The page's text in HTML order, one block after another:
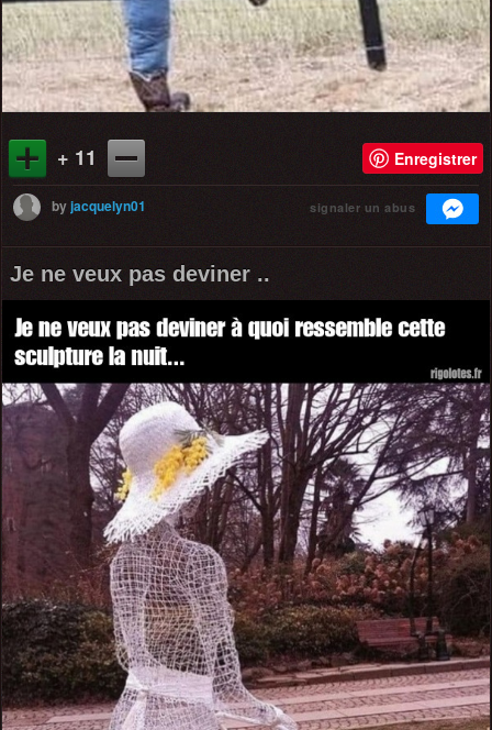
+ 11 Enregistrer
byjacquelyn01 signaler un abus
Je ne veux pas deviner ..